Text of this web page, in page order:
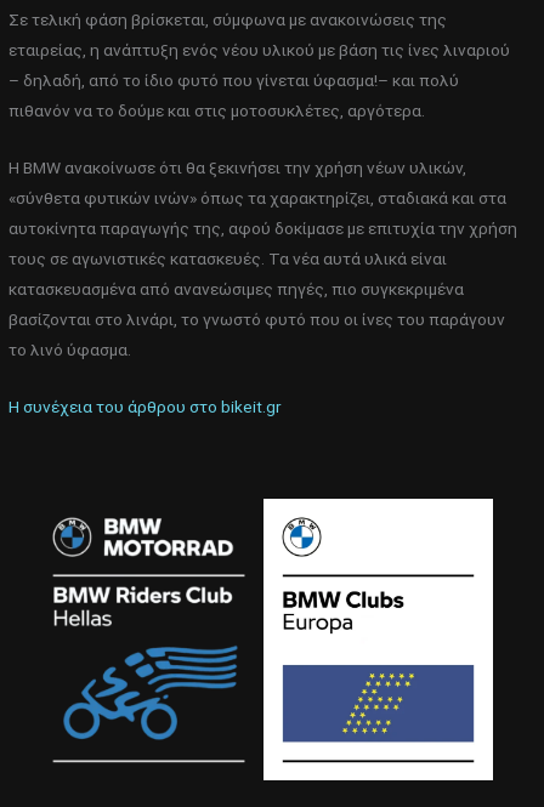
Σε τελική φάση βρίσκεται, σύμφωνα με ανακοινώσεις της
εταιρείας, η ανάπτυξη ενός νέου υλικού με βάση τις ίνες λιναριού
– δηλαδή, από το ίδιο φυτό που γίνεται ύφασμα!– και πολύ
πιθανόν να το δούμε και στις μοτοσυκλέτες, αργότερα.
Η BMW ανακοίνωσε ότι θα ξεκινήσει την χρήση νέων υλικών,
«σύνθετα φυτικών ινών» όπως τα χαρακτηρίζει, σταδιακά και στα
αυτοκίνητα παραγωγής της, αφού δοκίμασε με επιτυχία την χρήση
τους σε αγωνιστικές κατασκευές. Τα νέα αυτά υλικά είναι
κατασκευασμένα από ανανεώσιμες πηγές, πιο συγκεκριμένα
βασίζονται στο λινάρι, το γνωστό φυτό που οι ίνες του παράγουν
το λινό ύφασμα.
Η συνέχεια του άρθρου στο bikeit.gr